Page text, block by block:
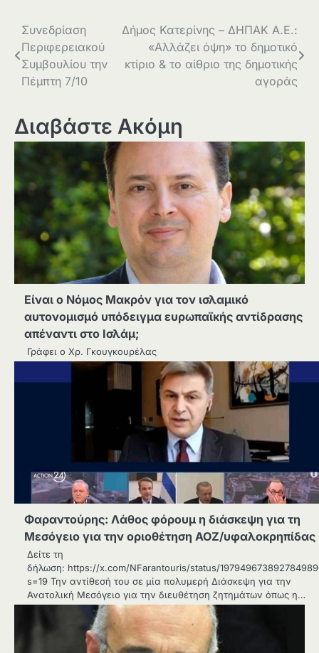
Πλοήγηση
άρθρων
Συνεδρίαση
Περιφερειακού
Συμβουλίου την
Πέμπτη 7/10
Δήμος Κατερίνης – ΔΗΠΑΚ Α.Ε.:
«Αλλάζει όψη» το δημοτικό
κτίριο & το αίθριο της δημοτικής
αγοράς
Διαβάστε Ακόμη
Είναι ο Νόμος Μακρόν για τον ισλαμικό
αυτονομισμό υπόδειγμα ευρωπαϊκής αντίδρασης
απέναντι στο Ισλάμ;
Γράφει ο Χρ. Γκουγκουρέλας
Φαραντούρης: Λάθος φόρουμ η διάσκεψη για τη
Μεσόγειο για την οριοθέτηση ΑΟΖ/υφαλοκρηπίδας
Δείτε τη
δήλωση: https://x.com/NFarantouris/status/
s=19 Την αντίθεσή του σε μία πολυμερή Διάσκεψη για την
Ανατολική Μεσόγειο για την διευθέτηση ζητημάτων όπως η…